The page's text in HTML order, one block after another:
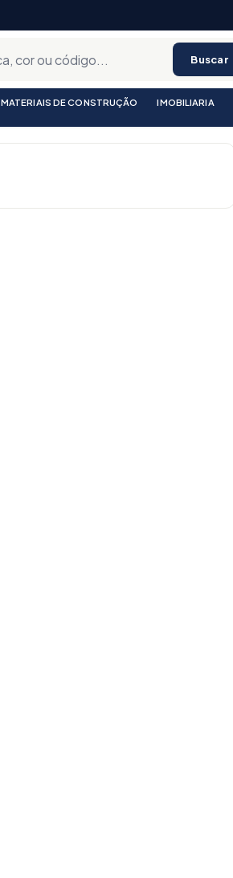
Buscar
MATERIAIS DE CONSTRUÇÃO IMOBILIARIA